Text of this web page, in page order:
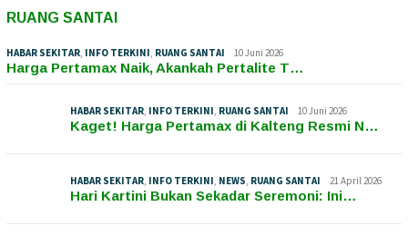
RUANG SANTAI
HABAR SEKITAR, INFO TERKINI, RUANG SANTAI 10 Juni 2026
Harga Pertamax Naik, Akankah Pertalite T…
HABAR SEKITAR, INFO TERKINI, RUANG SANTAI 10 Juni 2026
Kaget! Harga Pertamax di Kalteng Resmi N…
HABAR SEKITAR, INFO TERKINI, NEWS, RUANG SANTAI 21 April 2026
Hari Kartini Bukan Sekadar Seremoni: Ini…